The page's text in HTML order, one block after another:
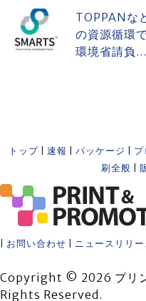
TOPPANな
の資源循環
環境省請負...
トップ 速報 パッケージ プ
刷全般
お問い合わせ ニュースリリ
Copyright © 2026 プリ
Rights Reserved.